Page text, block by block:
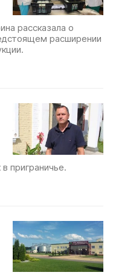
рассказала о
расширении
приграничье.